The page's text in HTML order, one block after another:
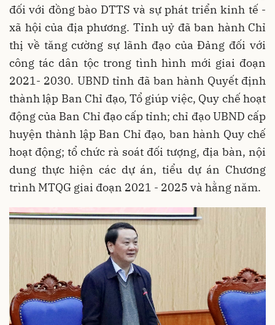
đối với đồng bào DTTS và sự phát triển kinh tế -
xã hội của địa phương. Tỉnh uỷ đã ban hành Chỉ
thị về tăng cường sự lãnh đạo của Đảng đối với
công tác dân tộc trong tình hình mới giai đoạn
2021- 2030. UBND tỉnh đã ban hành Quyết định
thành lập Ban Chỉ đạo, Tổ giúp việc, Quy chế hoạt
động của Ban Chỉ đạo cấp tỉnh; chỉ đạo UBND cấp
huyện thành lập Ban Chỉ đạo, ban hành Quy chế
hoạt động; tổ chức rà soát đối tượng, địa bàn, nội
dung thực hiện các dự án, tiểu dự án Chương
trình MTQG giai đoạn 2021 - 2025 và hằng năm.